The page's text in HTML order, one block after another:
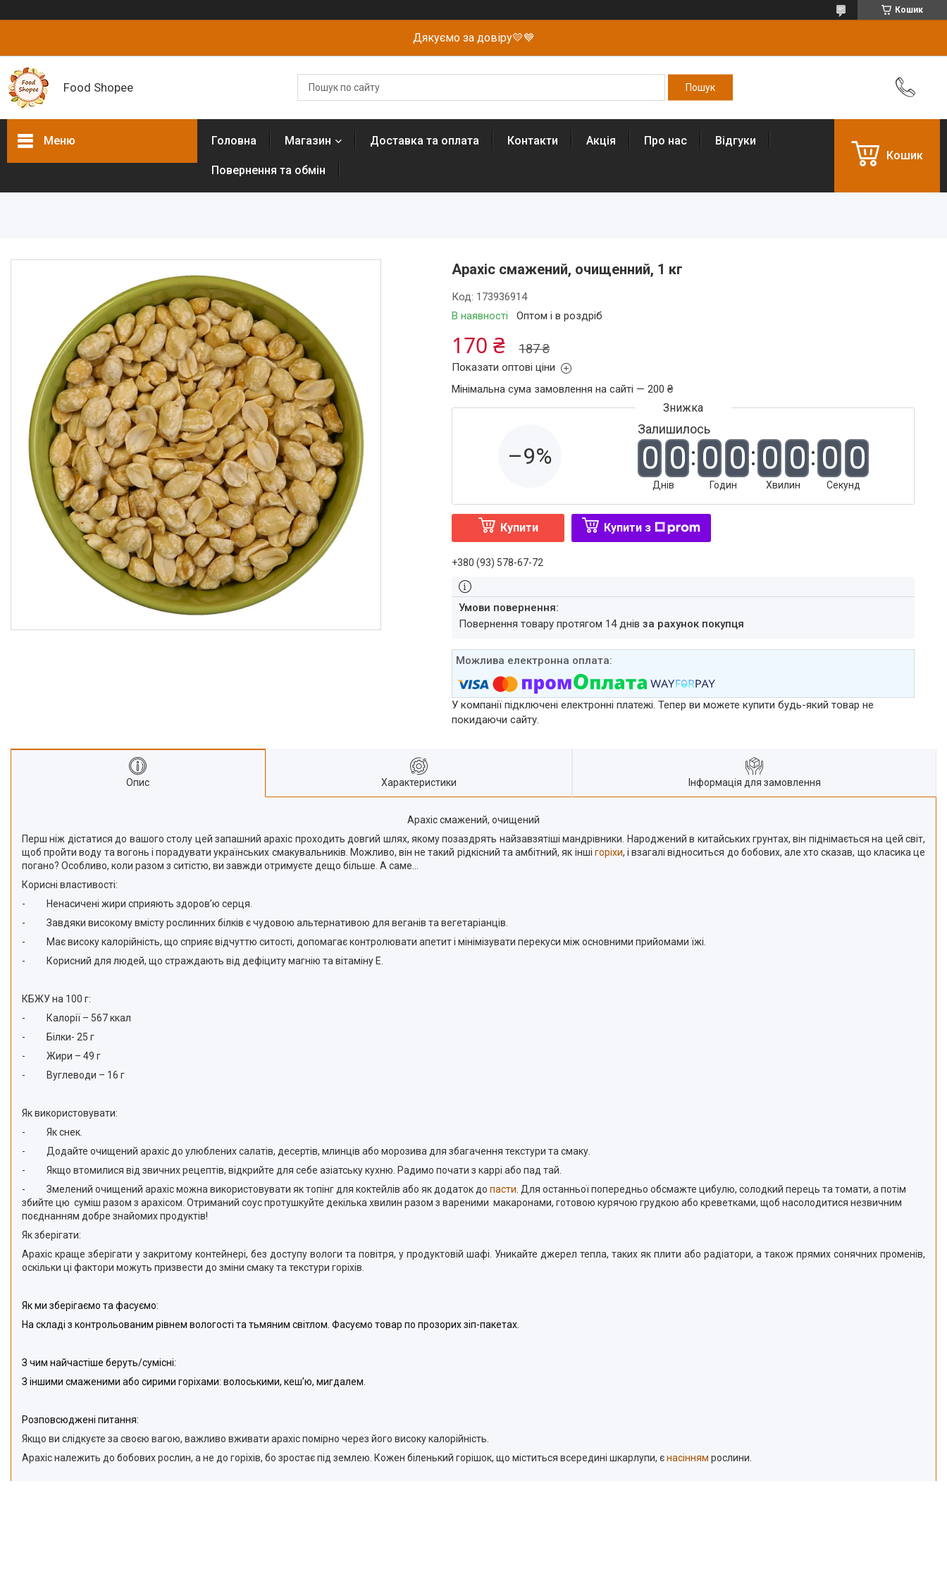
Кошик
Дякуємо за довіру💛💙
Food Shopee
Меню
Борошно різних культур (без
Цукрозамінники,
підсолоджувачі
Суперфуды
Рослинні олії першого
холодного віджиму
Топлена олія ГХІ
Яблучний оцет
Пасти
Спеції, прянощі, приправи
Какао продукти
Чай
Консерви
Східні солодощі
Натуральна косметика
Сухе молоко
Сублімована їжа
Крупи, насіння, бобові
Головна Магазин Доставка та оплата Контакти Акція Про нас Відгуки
Повернення та обмін
Кошик
Арахіс смажений, очищенний, 1 кг
В наявності Оптом і в роздріб
Код: 173936914
187 ₴
170 ₴
Показати оптові ціни
Мінімальна сума замовлення на сайті — 200 ₴
–9%
Залишилось
0 0
Днів
0 0
Годин
0 0
Хвилин
0 0
Секунд
Купити Купити з
+380 (93) 578-67-72
повернення товару протягом 14 днівза рахунок покупця
У компанії підключені електронні платежі. Тепер ви можете купити будь-який товар не
покидаючи сайту.
Опис Характеристики Інформація для замовлення
Арахіс смажений, очищений
Перш ніж дістатися до вашого столу цей запашний арахіс проходить довгий шлях, якому позаздрять найзавзятіші мандрівники. Народжений в китайських грунтах, він піднімається на цей світ,
щоб пройти воду та вогонь і порадувати українських смакувальників. Можливо, він не такий рідкісний та амбітний, як інші горіхи, і взагалі відноситься до бобових, але хто сказав, що класика це
погано? Особливо, коли разом з ситістю, ви завжди отримуєте дещо більше. А саме…
Корисні властивості:
-
Ненасичені жири сприяють здоров’ю серця.
-
Завдяки високому вмісту рослинних білків є чудовою альтернативою для веганів та вегетаріанців.
-
Має високу калорійність, що сприяє відчуттю ситості, допомагає контролювати апетит і мінімізувати перекуси між основними прийомами їжі.
-
Корисний для людей, що страждають від дефіциту магнію та вітаміну Е.
КБЖУ на 100 г:
-
Калорії – 567 ккал
-
Білки- 25 г
-
Жири – 49 г
-
Вуглеводи – 16 г
Як використовувати:
-
Як снек.
-
Додайте очищений арахіс до улюблених салатів, десертів, млинців або морозива для збагачення текстури та смаку.
-
Якщо втомилися від звичних рецептів, відкрийте для себе азіатську кухню. Радимо почати з каррі або пад тай.
-
Змелений очищений арахіс можна використовувати як топінг для коктейлів або як додаток до пасти . Для останньої попередньо обсмажте цибулю, солодкий перець та томати, а потім
збийте цю суміш разом з арахісом. Отриманий соус протушкуйте декілька хвилин разом з вареними макаронами, готовою курячою грудкою або креветками, щоб насолодитися незвичним
поєднанням добре знайомих продуктів!
Як зберігати:
Арахіс краще зберігати у закритому контейнері, без доступу вологи та повітря, у продуктовій шафі. Уникайте джерел тепла, таких як плити або радіатори, а також прямих сонячних променів,
оскільки ці фактори можуть призвести до зміни смаку та текстури горіхів.
Як ми зберігаємо та фасуємо:
На складі з контрольованим рівнем вологості та тьмяним світлом. Фасуємо товар по прозорих зіп-пакетах.
З чим найчастіше беруть/cумісні:
З іншими смаженими або сирими горіхами: волоськими, кеш’ю, мигдалем.
Розповсюджені питання:
Якщо ви слідкуєте за своєю вагою, важливо вживати арахіс помірно через його високу калорійність.
Арахіс належить до бобових рослин, а не до горіхів, бо зростає під землею. Кожен біленький горішок, що міститься всередині шкарлупи, єнасінням рослини.